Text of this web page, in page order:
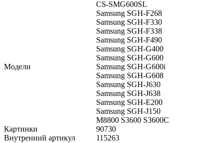
CS-SMG600SL
Модели
Samsung SGH-F268
Samsung SGH-F330
Samsung SGH-F338
Samsung SGH-F490
Samsung SGH-G400
Samsung SGH-G600
Samsung SGH-G600i
Samsung SGH-G608
Samsung SGH-J630
Samsung SGH-J638
Samsung SGH-E200
Samsung SGH-J150
M8800 S3600 S3600C
Картинки
90730
Внутренний артикул
115263